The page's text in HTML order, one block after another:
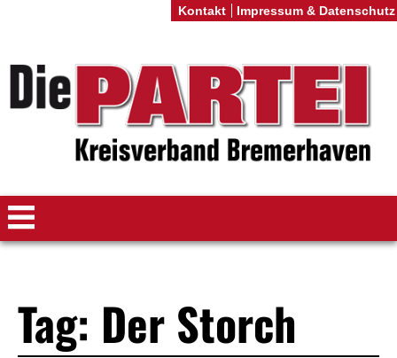
Tag: Der Storch
Kontakt Impressum & Datenschutz